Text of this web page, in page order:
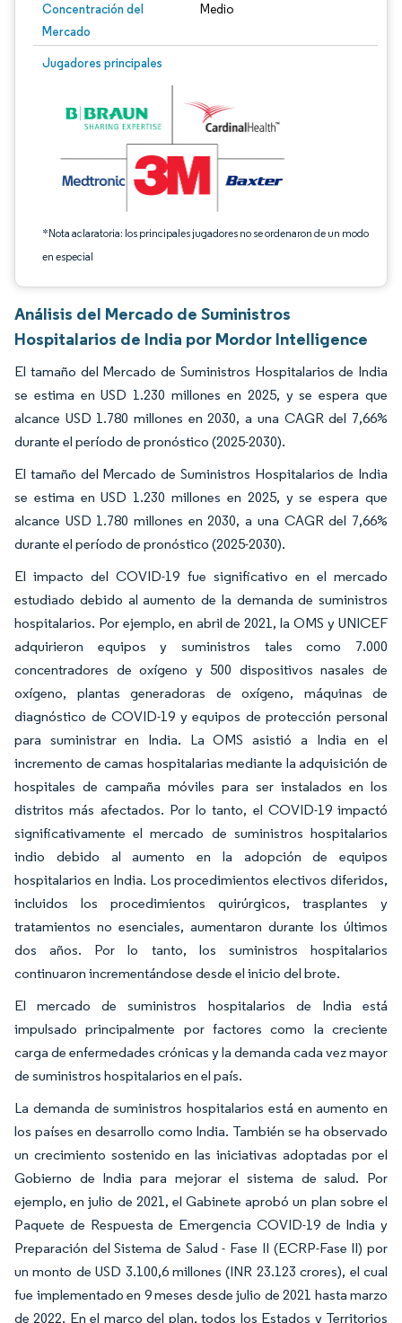
Concentración del
Mercado
Medio
Jugadores principales
*Nota aclaratoria: los principales jugadores no se ordenaron de un modo
en especial
Imagen © Mordor Intelligence. El uso requiere atribución según CC BY 4.0.
Análisis del Mercado de Suministros
Hospitalarios de India por Mordor Intelligence
El tamaño del Mercado de Suministros Hospitalarios de India
se estima en USD 1.230 millones en 2025, y se espera que
alcance USD 1.780 millones en 2030, a una CAGR del 7,66%
durante el período de pronóstico (2025-2030).
El tamaño del Mercado de Suministros Hospitalarios de India
se estima en USD 1.230 millones en 2025, y se espera que
alcance USD 1.780 millones en 2030, a una CAGR del 7,66%
durante el período de pronóstico (2025-2030).
El impacto del COVID-19 fue significativo en el mercado
estudiado debido al aumento de la demanda de suministros
hospitalarios. Por ejemplo, en abril de 2021, la OMS y UNICEF
adquirieron equipos y suministros tales como 7.000
concentradores de oxígeno y 500 dispositivos nasales de
oxígeno, plantas generadoras de oxígeno, máquinas de
diagnóstico de COVID-19 y equipos de protección personal
para suministrar en India. La OMS asistió a India en el
incremento de camas hospitalarias mediante la adquisición de
hospitales de campaña móviles para ser instalados en los
distritos más afectados. Por lo tanto, el COVID-19 impactó
significativamente el mercado de suministros hospitalarios
indio debido al aumento en la adopción de equipos
hospitalarios en India. Los procedimientos electivos diferidos,
incluidos los procedimientos quirúrgicos, trasplantes y
tratamientos no esenciales, aumentaron durante los últimos
dos años. Por lo tanto, los suministros hospitalarios
continuaron incrementándose desde el inicio del brote.
El mercado de suministros hospitalarios de India está
impulsado principalmente por factores como la creciente
carga de enfermedades crónicas y la demanda cada vez mayor
de suministros hospitalarios en el país.
La demanda de suministros hospitalarios está en aumento en
los países en desarrollo como India. También se ha observado
un crecimiento sostenido en las iniciativas adoptadas por el
Gobierno de India para mejorar el sistema de salud. Por
ejemplo, en julio de 2021, el Gabinete aprobó un plan sobre el
Paquete de Respuesta de Emergencia COVID-19 de India y
Preparación del Sistema de Salud - Fase II (ECRP-Fase II) por
un monto de USD 3.100,6 millones (INR 23.123 crores), el cual
fue implementado en 9 meses desde julio de 2021 hasta marzo
de 2022. En el marco del plan, todos los Estados y Territorios